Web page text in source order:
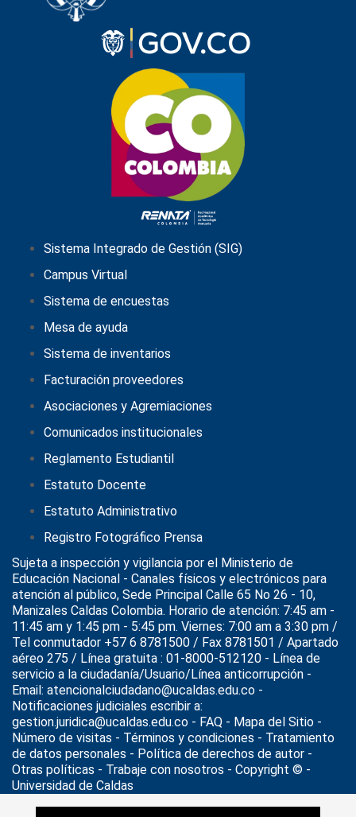
Noticias>Universidad al Día>Con 13 estudiantes en
Sistema Integrado de Gestión (SIG)
Campus Virtual
Sistema de encuestas
Mesa de ayuda
Sistema de inventarios
Facturación proveedores
Asociaciones y Agremiaciones
Comunicados institucionales
Reglamento Estudiantil
Estatuto Docente
Estatuto Administrativo
Registro Fotográfico Prensa
Sujeta a inspección y vigilancia por el Ministerio de
Educación Nacional - Canales físicos y electrónicos para
atención al público, Sede Principal Calle 65 No 26 - 10,
Manizales Caldas Colombia. Horario de atención: 7:45 am -
11:45 am y 1:45 pm - 5:45 pm. Viernes: 7:00 am a 3:30 pm /
Tel conmutador +57 6 8781500 / Fax 8781501 / Apartado
aéreo 275 / Línea gratuita : 01-8000-512120 - Línea de
servicio a la ciudadanía/Usuario/Línea anticorrupción -
Email: atencionalciudadano@ucaldas.edu.co -
Notificaciones judiciales escribir a:
gestion.juridica@ucaldas.edu.co - FAQ - Mapa del Sitio -
Número de visitas - Términos y condiciones - Tratamiento
de datos personales - Política de derechos de autor -
Otras políticas - Trabaje con nosotros - Copyright © -
Universidad de Caldas